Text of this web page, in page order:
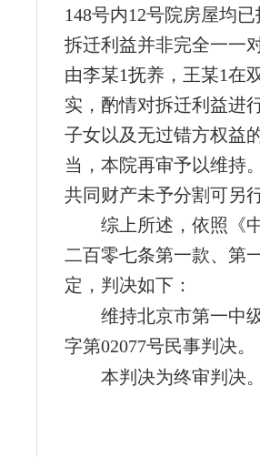
148号内12号院房屋均
拆迁利益并非完全一一
由李某1抚养，王某1在
实，酌情对拆迁利益进
子女以及无过错方权益
当，本院再审予以维持
共同财产未予分割可另
综上所述，依照《
二百零七条第一款、第
定，判决如下：
维持北京市第一中
字第02077号民事判决。
本判决为终审判决。